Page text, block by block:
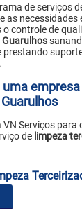
de serviços
as
controle de
Guarulhos
prestando
uma
Serviços para
de limpeza